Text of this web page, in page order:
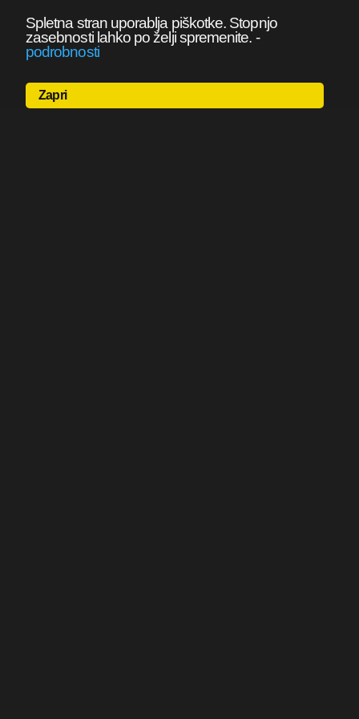
Spletna stran uporablja piškotke. Stopnjo
zasebnosti lahko po želji spremenite. -
podrobnosti
Zapri